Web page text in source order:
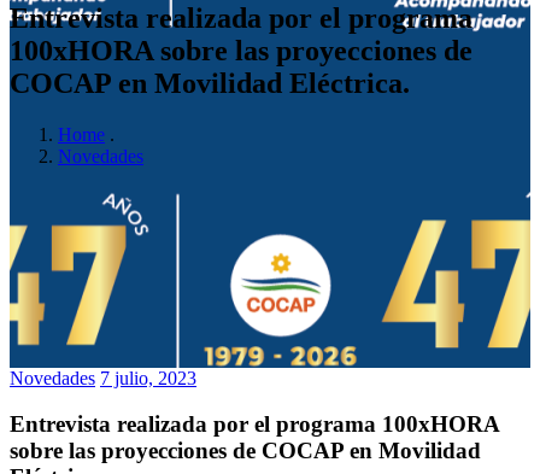
Entrevista realizada por el programa
100xHORA sobre las proyecciones de
COCAP en Movilidad Eléctrica.
Home .
Novedades
Novedades 7 julio, 2023
Entrevista realizada por el programa 100xHORA
sobre las proyecciones de COCAP en Movilidad